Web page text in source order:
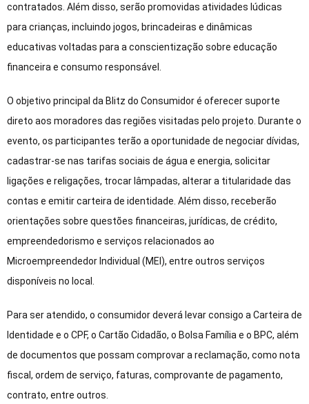
contratados. Além disso, serão promovidas atividades lúdicas
para crianças, incluindo jogos, brincadeiras e dinâmicas
educativas voltadas para a conscientização sobre educação
financeira e consumo responsável.
O objetivo principal da Blitz do Consumidor é oferecer suporte
direto aos moradores das regiões visitadas pelo projeto. Durante o
evento, os participantes terão a oportunidade de negociar dívidas,
cadastrar-se nas tarifas sociais de água e energia, solicitar
ligações e religações, trocar lâmpadas, alterar a titularidade das
contas e emitir carteira de identidade. Além disso, receberão
orientações sobre questões financeiras, jurídicas, de crédito,
empreendedorismo e serviços relacionados ao
Microempreendedor Individual (MEI), entre outros serviços
disponíveis no local.
Para ser atendido, o consumidor deverá levar consigo a Carteira de
Identidade e o CPF, o Cartão Cidadão, o Bolsa Família e o BPC, além
de documentos que possam comprovar a reclamação, como nota
fiscal, ordem de serviço, faturas, comprovante de pagamento,
contrato, entre outros.